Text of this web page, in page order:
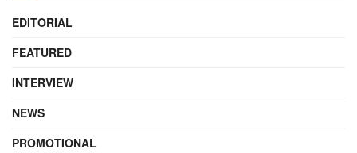
EDITORIAL
FEATURED
INTERVIEW
NEWS
PROMOTIONAL